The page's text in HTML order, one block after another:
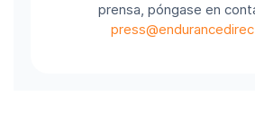
prensa, póngase en